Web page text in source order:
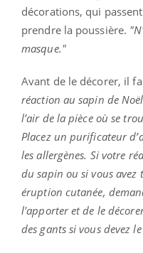
décorations, qui
prendre la poussière.
masque."
Avant de le décorer, il
réaction au sapin de
l’air de la pièce où se
Placez un purificateur
les allergènes. Si votre
du sapin ou si vous avez
éruption cutanée,
l'apporter et de le
des gants si vous devez